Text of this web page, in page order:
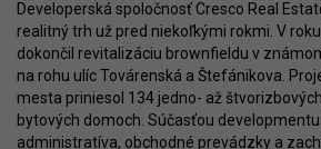
Developerská spoločnosť Cresco Real
realitný trh už pred niekoľkými rokmi. V
dokončil revitalizáciu brownfieldu v
na rohu ulíc Továrenská a Štefánikova.
mesta priniesol 134 jedno- až
bytových domoch. Súčasťou
administratíva, obchodné prevádzky a